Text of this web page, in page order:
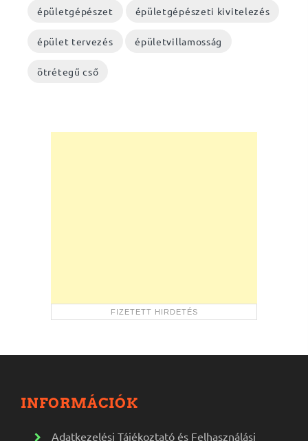
épületgépészet épületgépészeti kivitelezés
épület tervezés épületvillamosság
ötrétegű cső
INFORMÁCIÓK
Adatkezelési Tájékoztató és Felhasználási